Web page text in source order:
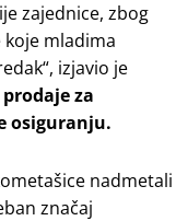
zajednice, zbog
mladima
izjavio je
za
osiguranju.
nadmetali
značaj